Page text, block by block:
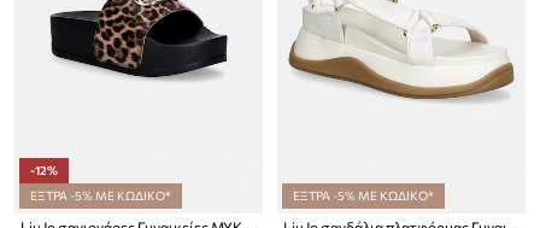
-12%
ΕΞΤΡΑ -5% ΜΕ ΚΩΔΙΚΟ*
ΕΞΤΡΑ -5% ΜΕ ΚΩΔΙΚΟ*